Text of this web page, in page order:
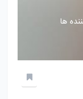
ها